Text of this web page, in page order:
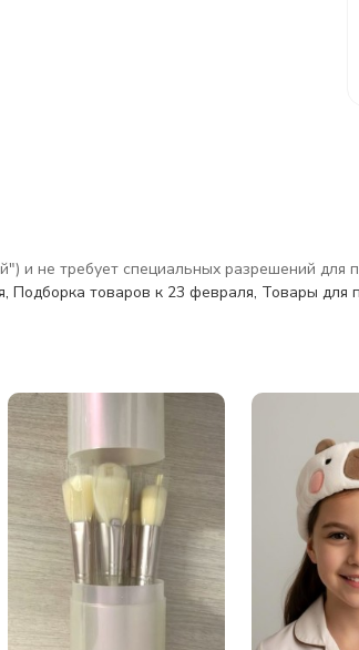
и не требует специальных разрешений для
, Подборка товаров к 23 февраля, Товары для